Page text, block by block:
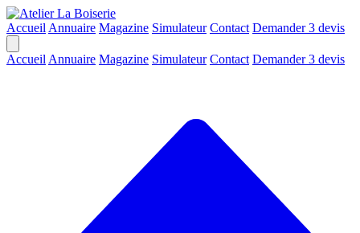
Accueil Annuaire Magazine Simulateur Contact Demander 3 devis
Accueil Annuaire Magazine Simulateur Contact Demander 3 devis